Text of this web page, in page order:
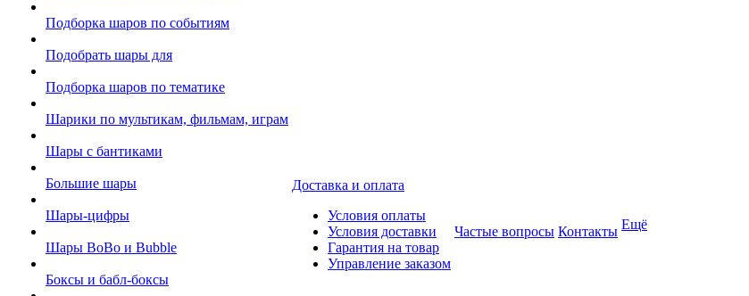
Подборка шаров по событиям
Подобрать шары для
Подборка шаров по тематике
Шарики по мультикам, фильмам, играм
Шары с бантиками
Большие шары
Шары-цифры
Шары BoBo и Bubble
Боксы и бабл-боксы
Доставка и оплата
Условия оплаты
Условия доставки
Гарантия на товар
Управление заказом
Частые вопросы Контакты Ещё